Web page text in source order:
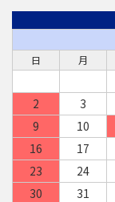
日 月
2
3
9
10
16
17
23
24
30
31